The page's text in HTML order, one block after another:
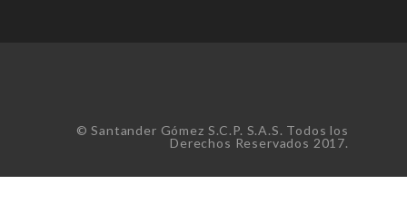
© Santander Gómez S.C.P. S.A.S. Todos los
Derechos Reservados 2017.